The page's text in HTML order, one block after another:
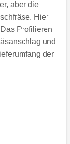
aber die
Hier
Profilieren
und
der